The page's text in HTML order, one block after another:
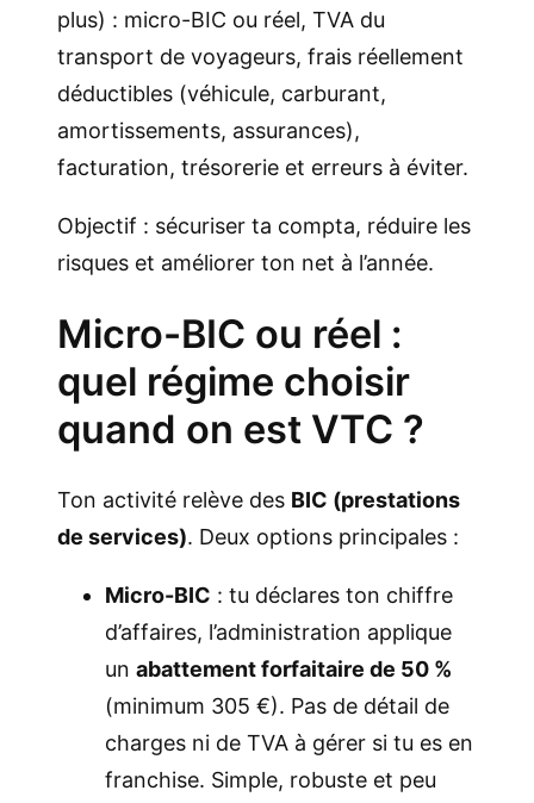
plus) : micro-BIC ou réel, TVA du
transport de voyageurs, frais réellement
déductibles (véhicule, carburant,
amortissements, assurances),
facturation, trésorerie et erreurs à éviter.
Objectif : sécuriser ta compta, réduire les
risques et améliorer ton net à l’année.
Micro-BIC ou réel :
quel régime choisir
quand on est VTC ?
Ton activité relève des BIC (prestations
de services). Deux options principales :
Micro-BIC : tu déclares ton chiffre
d’affaires, l’administration applique
un abattement forfaitaire de 50 %
(minimum 305 €). Pas de détail de
charges ni de TVA à gérer si tu es en
franchise. Simple, robuste et peu